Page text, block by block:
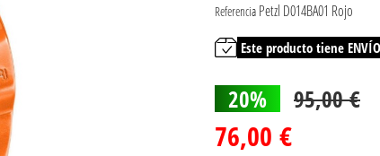
Referencia Petzl D014BA01 Rojo
Este producto tiene
20% 95,00 €
76,00 €